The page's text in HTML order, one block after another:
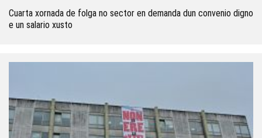
Cuarta xornada de folga no sector en demanda dun convenio digno
e un salario xusto